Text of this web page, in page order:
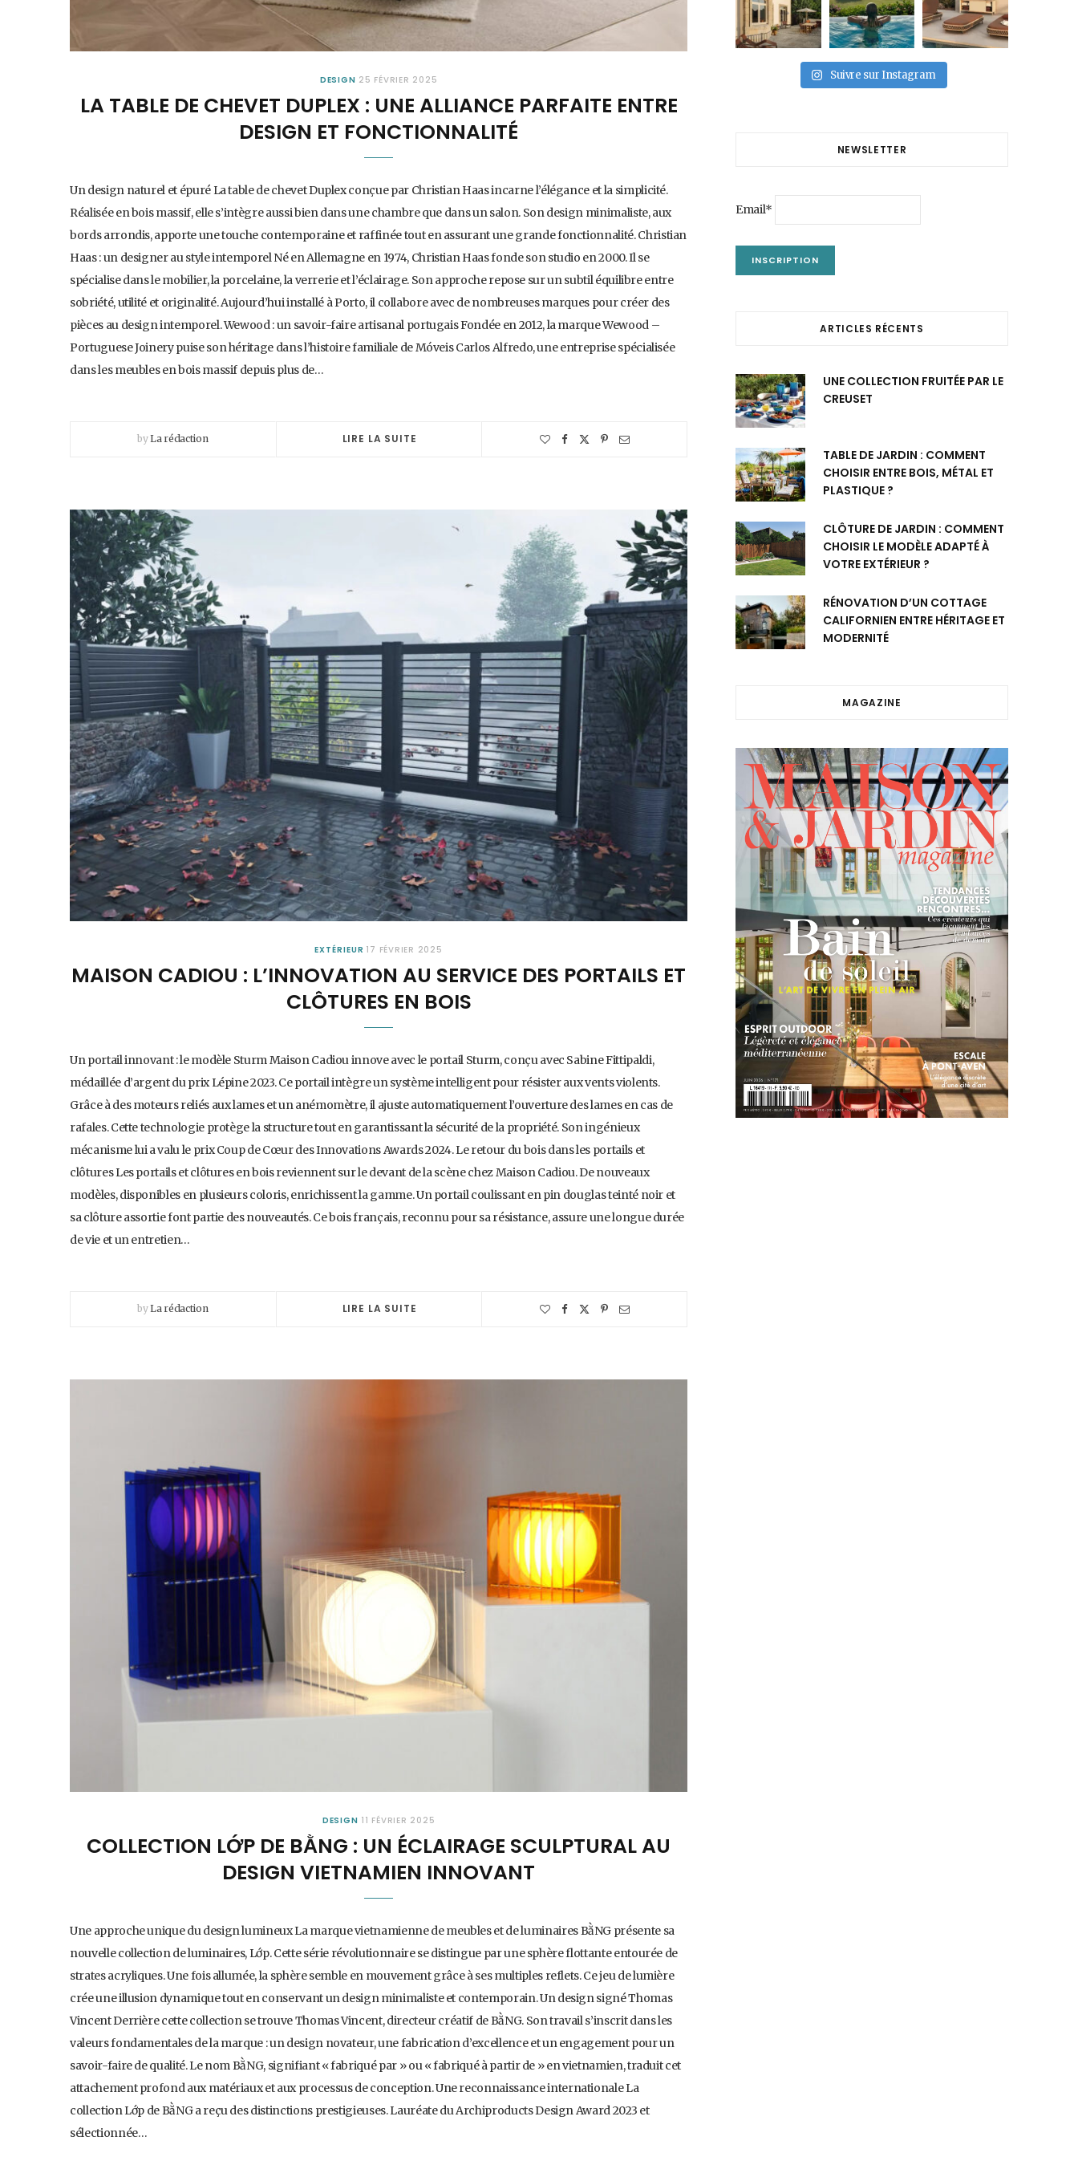
DESIGN 25 FÉVRIER 2025
LA TABLE DE CHEVET DUPLEX : UNE ALLIANCE PARFAITE ENTRE
DESIGN ET FONCTIONNALITÉ
Un design naturel et épuré La table de chevet Duplex conçue par Christian Haas incarne l’élégance et la simplicité.
Réalisée en bois massif, elle s’intègre aussi bien dans une chambre que dans un salon. Son design minimaliste, aux
bords arrondis, apporte une touche contemporaine et raffinée tout en assurant une grande fonctionnalité. Christian
Haas : un designer au style intemporel Né en Allemagne en 1974, Christian Haas fonde son studio en 2000. Il se
spécialise dans le mobilier, la porcelaine, la verrerie et l’éclairage. Son approche repose sur un subtil équilibre entre
sobriété, utilité et originalité. Aujourd’hui installé à Porto, il collabore avec de nombreuses marques pour créer des
pièces au design intemporel. Wewood : un savoir-faire artisanal portugais Fondée en 2012, la marque Wewood –
Portuguese Joinery puise son héritage dans l’histoire familiale de Móveis Carlos Alfredo, une entreprise spécialisée
dans les meubles en bois massif depuis plus de…
byLa rédaction LIRE LA SUITE
EXTÉRIEUR 17 FÉVRIER 2025
MAISON CADIOU : L’INNOVATION AU SERVICE DES PORTAILS ET
CLÔTURES EN BOIS
Un portail innovant : le modèle Sturm Maison Cadiou innove avec le portail Sturm, conçu avec Sabine Fittipaldi,
médaillée d’argent du prix Lépine 2023. Ce portail intègre un système intelligent pour résister aux vents violents.
Grâce à des moteurs reliés aux lames et un anémomètre, il ajuste automatiquement l’ouverture des lames en cas de
rafales. Cette technologie protège la structure tout en garantissant la sécurité de la propriété. Son ingénieux
mécanisme lui a valu le prix Coup de Cœur des Innovations Awards 2024. Le retour du bois dans les portails et
clôtures Les portails et clôtures en bois reviennent sur le devant de la scène chez Maison Cadiou. De nouveaux
modèles, disponibles en plusieurs coloris, enrichissent la gamme. Un portail coulissant en pin douglas teinté noir et
sa clôture assortie font partie des nouveautés. Ce bois français, reconnu pour sa résistance, assure une longue durée
de vie et un entretien…
byLa rédaction LIRE LA SUITE
DESIGN 11 FÉVRIER 2025
COLLECTION LỚP DE BẰNG : UN ÉCLAIRAGE SCULPTURAL AU
DESIGN VIETNAMIEN INNOVANT
Une approche unique du design lumineux La marque vietnamienne de meubles et de luminaires BằNG présente sa
nouvelle collection de luminaires, Lớp. Cette série révolutionnaire se distingue par une sphère flottante entourée de
strates acryliques. Une fois allumée, la sphère semble en mouvement grâce à ses multiples reflets. Ce jeu de lumière
crée une illusion dynamique tout en conservant un design minimaliste et contemporain. Un design signé Thomas
Vincent Derrière cette collection se trouve Thomas Vincent, directeur créatif de BằNG. Son travail s’inscrit dans les
valeurs fondamentales de la marque : un design novateur, une fabrication d’excellence et un engagement pour un
savoir-faire de qualité. Le nom BằNG, signifiant « fabriqué par » ou « fabriqué à partir de » en vietnamien, traduit cet
attachement profond aux matériaux et aux processus de conception. Une reconnaissance internationale La
collection Lớp de BằNG a reçu des distinctions prestigieuses. Lauréate du Archiproducts Design Award 2023 et
sélectionnée…
Suivre sur Instagram
NEWSLETTER
Email*
ARTICLES RÉCENTS
UNE COLLECTION FRUITÉE PAR LE
CREUSET
TABLE DE JARDIN : COMMENT
CHOISIR ENTRE BOIS, MÉTAL ET
PLASTIQUE ?
CLÔTURE DE JARDIN : COMMENT
CHOISIR LE MODÈLE ADAPTÉ À
VOTRE EXTÉRIEUR ?
RÉNOVATION D’UN COTTAGE
CALIFORNIEN ENTRE HÉRITAGE ET
MODERNITÉ
MAGAZINE